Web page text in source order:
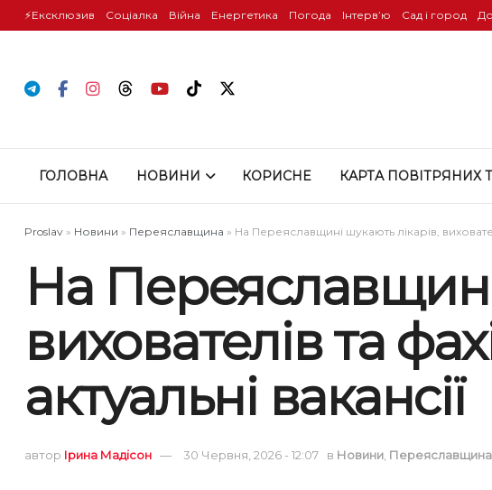
⚡️Ексклюзив Соціалка Війна Енергетика Погода Інтервʼю Сад і город
ГОЛОВНА НОВИНИ КОРИСНЕ КАРТА ПОВІТРЯНИХ
Proslav » Новини » Переяславщина » На Переяславщині шукають лікарів,
На
вихователів та
актуальні вакансії
автор Ірина Мадісон 30 Червня, 2026 - 12:07 в Новини, Переяславщина